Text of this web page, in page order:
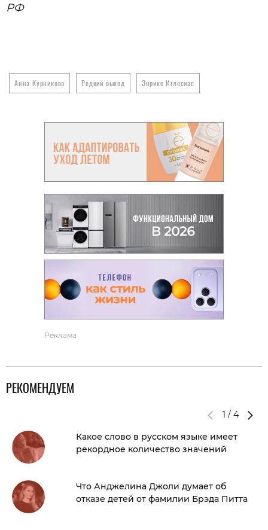
РФ
Анна Курникова Редкий выход Энрике Иглесиас
Реклама
РЕКОМЕНДУЕМ
1 / 4
Какое слово в русском языке имеет
рекордное количество значений
Что Анджелина Джоли думает об
отказе детей от фамилии Брэда Питта